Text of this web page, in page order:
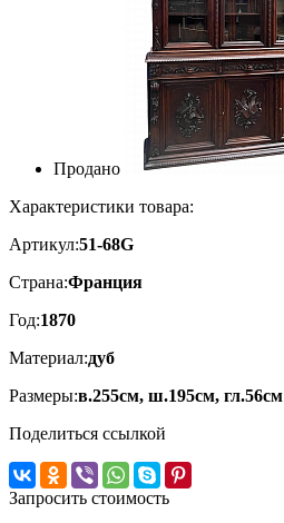
Продано
Характеристики товара:
Артикул:51-68G
Страна:Франция
Год:1870
Материал:дуб
Размеры:в.255см, ш.195см, гл.56см
Поделиться ссылкой
Запросить стоимость